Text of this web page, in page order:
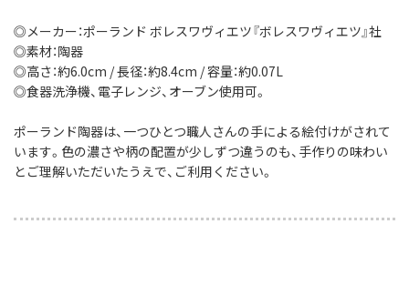
◎メーカー：ポーランド ボレスワヴィエツ『ボレスワヴィエツ』社
◎素材：陶器
◎高さ：約6.0cm / 長径：約8.4cm / 容量：約0.07L
◎食器洗浄機、電子レンジ、オーブン使用可。
ポーランド陶器は、一つひとつ職人さんの手による絵付けがされて
います。色の濃さや柄の配置が少しずつ違うのも、手作りの味わい
とご理解いただいたうえで、ご利用ください。